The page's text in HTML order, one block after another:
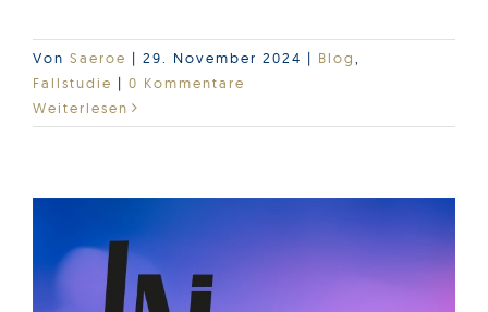
Von Saeroe | 29. November 2024 | Blog
Fallstudie | 0 Kommentare
Weiterlesen